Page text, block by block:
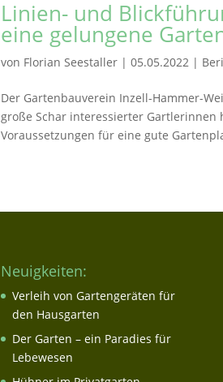
Linien- und
eine gelungene
von Florian Seestaller |05.05.2022 |
Der Gartenbauverein Inzell-Hammer-
große Schar interessierter
Voraussetzungen für eine gute
Neuigkeiten:
Verleih von Gartengeräten für
den Hausgarten
Der Garten – ein Paradies für
Lebewesen